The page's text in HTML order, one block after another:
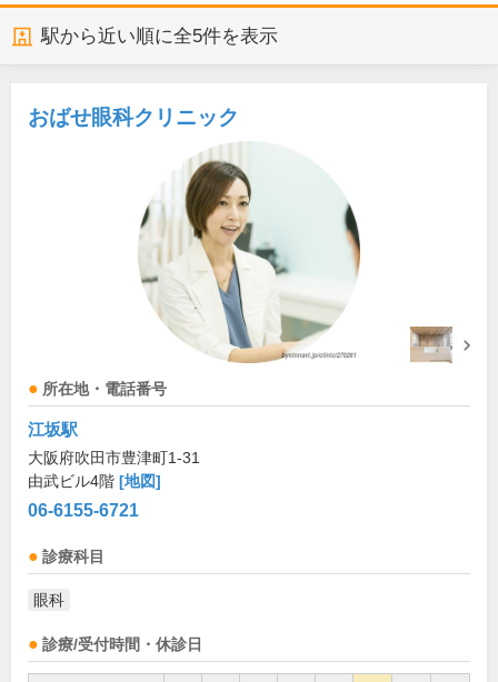
駅から近い順に全5件を表示
おばせ眼科クリニック
所在地・電話番号
江坂駅
大阪府吹田市豊津町1-31
由武ビル4階 [地図]
06-6155-6721
診療科目
眼科
診療/受付時間・休診日